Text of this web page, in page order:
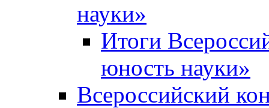
науки»
Итоги
юность науки»
Всероссийский